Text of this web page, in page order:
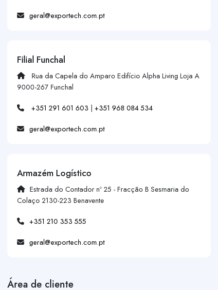
geral@exportech.com.pt
Filial Funchal
Rua da Capela do Amparo Edifício Alpha Living Loja A
9000-267 Funchal
+351 291 601 603 | +351 968 084 534
geral@exportech.com.pt
Armazém Logístico
Estrada do Contador nº 25 - Fracção B Sesmaria do
Colaço 2130-223 Benavente
+351 210 353 555
geral@exportech.com.pt
Área de cliente